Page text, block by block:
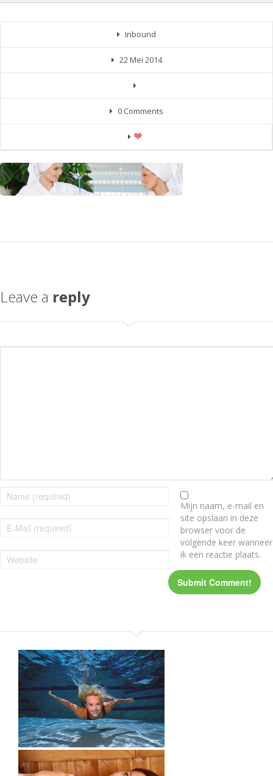
Inbound
22 Mei 2014
0 Comments
Leave a reply
Mijn naam, e-mail en
site opslaan in deze
browser voor de
volgende keer wanneer
ik een reactie plaats.